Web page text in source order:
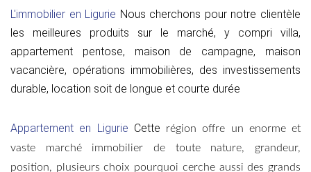
L'immobilier en Ligurie Nous cherchons pour notre clientèle
les meilleures produits sur le marché, y compri villa,
appartement pentose, maison de campagne, maison
vacancière, opérations immobilières, des investissements
durable, location soit de longue et courte durée
Appartement en Ligurie Cette
région offre un enorme et
vaste marché immobilier de toute nature, grandeur,
position, plusieurs choix pourquoi cerche aussi des grands